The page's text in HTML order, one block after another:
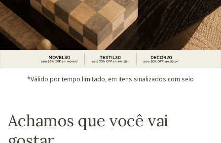
*Válido por tempo limitado, em itens sinalizados com selo
Achamos que você vai